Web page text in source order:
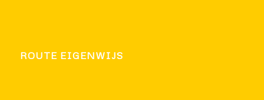
ROUTE EIGENWIJS